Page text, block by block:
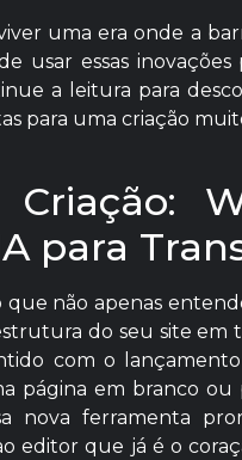
uma era onde a
usar essas
a leitura para
para uma criação
para
não apenas
do seu site em
com o
página em branco
nova ferramenta
editor que já é o